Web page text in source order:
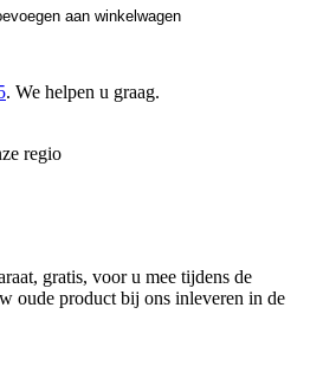
aan winkelwagen
. We helpen u graag.
regio
gratis, voor u mee tijdens de
oude product bij ons inleveren in de